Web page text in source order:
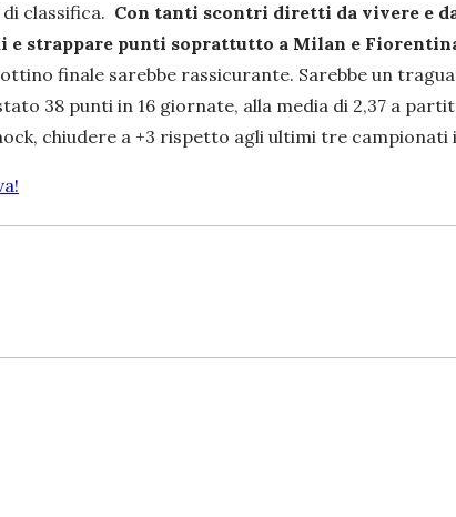
classifica. Con tanti scontri diretti da vivere e
e strappare punti soprattutto a Milan e
finale sarebbe rassicurante. Sarebbe un
38 punti in 16 giornate, alla media di 2,37 a
chiudere a +3 rispetto agli ultimi tre campionati